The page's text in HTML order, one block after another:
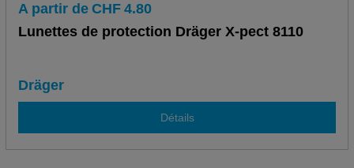
A partir de CHF 4.80
Lunettes de protection Dräger X-pect 8110
Dräger
Détails